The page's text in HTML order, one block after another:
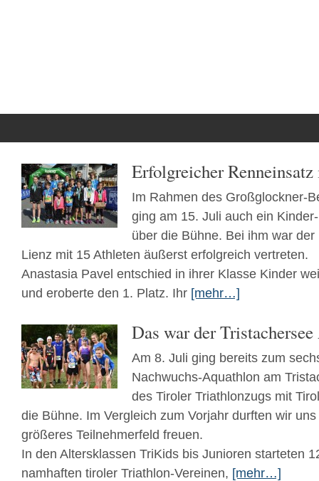
Erfolgreicher
Im Rahmen des Großglockner-
ging am 15. Juli auch ein
über die Bühne. Bei ihm war
Lienz mit 15 Athleten äußerst erfolgreich vertreten.
Anastasia Pavel entschied in ihrer Klasse Kinder
und eroberte den 1. Platz. Ihr [mehr…]
Das war der
Am 8. Juli ging bereits zum
Nachwuchs-Aquathlon am
des Tiroler Triathlonzugs mit
die Bühne. Im Vergleich zum Vorjahr durften wir
größeres Teilnehmerfeld freuen.
In den Altersklassen TriKids bis Junioren starteten
namhaften tiroler Triathlon-Vereinen, [mehr…]